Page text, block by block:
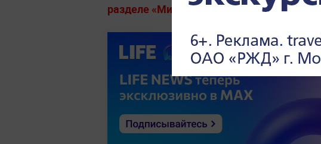
разделе «Мировая политика» на Life.ru.